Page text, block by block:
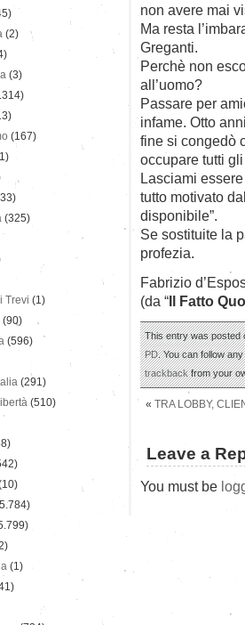
non avere mai
Ma resta
Greganti.
Perchè non
all’uomo?
Passare per
infame. Otto
fine si congedò
occupare tutti
Lasciami
tutto motivato
disponibile”.
Se sostituite la
profezia.
Fabrizio
(da “Il Fatto
This entry was posted
PD. You can follow
trackbackfrom your
« TRA LOBBY,
Leave a
You must be
(2)
(3)
(167)
(325)
Trevi (1)
(90)
(596)
(291)
(510)
(1)